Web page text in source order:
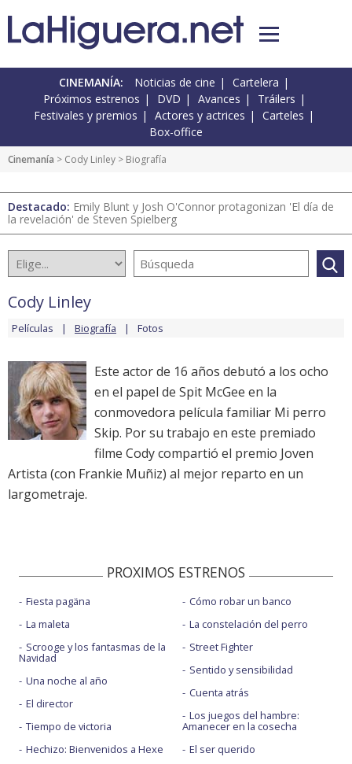
CINEMANÍA: Noticias de cine
Cartelera
Próximos estrenos
DVD Avances
Tráilers
Festivales y premios
Actores y actrices
Carteles
Box-office
Cinemanía > Cody Linley > Biografía
Destacado: Emily Blunt y Josh O'Connor protagonizan 'El día de
la revelación' de Steven Spielberg
Cody Linley
Películas Biografía Fotos
Este actor de 16 años debutó a los ocho
en el papel de Spit McGee en la
conmovedora película familiar Mi perro
Skip. Por su trabajo en este premiado
filme Cody compartió el premio Joven
Artista (con Frankie Muñiz) al mejor reparto en un
largometraje.
PROXIMOS ESTRENOS
Fiesta pagäna
La maleta
Scrooge y los fantasmas de la
Navidad
Una noche al año
El director
Tiempo de victoria
Hechizo: Bienvenidos a Hexe
Cómo robar un banco
La constelación del perro
Street Fighter
Sentido y sensibilidad
Cuenta atrás
Los juegos del hambre:
Amanecer en la cosecha
El ser querido